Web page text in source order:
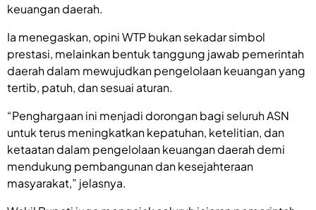
keuangan daerah.
Ia menegaskan, opini WTP bukan sekadar simbol
prestasi, melainkan bentuk tanggung jawab pemerintah
daerah dalam mewujudkan pengelolaan keuangan yang
tertib, patuh, dan sesuai aturan.
“Penghargaan ini menjadi dorongan bagi seluruh ASN
untuk terus meningkatkan kepatuhan, ketelitian, dan
ketaatan dalam pengelolaan keuangan daerah demi
mendukung pembangunan dan kesejahteraan
masyarakat,” jelasnya.